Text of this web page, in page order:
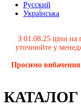
Русский
Украї́нська
З 01.08.25 ціни
уточнюйте у
Просимо